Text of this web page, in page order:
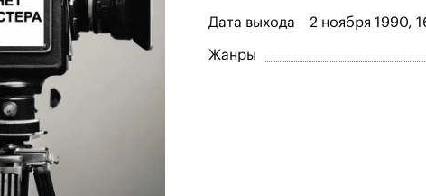
Дата выхода 2 ноября 1990,
Жанры